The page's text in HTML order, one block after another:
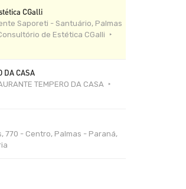
CGalli
Saporeti - Santuário, Palmas
de Estética CGalli
DA CASA
TEMPERO DA CASA
770 - Centro, Palmas - Paraná,